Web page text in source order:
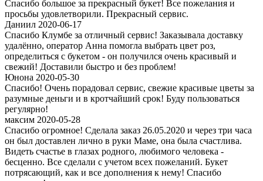
Спасибо большое за прекрасный букет! Все пожелания и
просьбы удовлетворили. Прекрасный сервис.
Даниил 2020-06-17
Спасибо Клумбе за отличный сервис! Заказывала доставку
удалённо, оператор Анна помогла выбрать цвет роз,
определиться с букетом - он получился очень красивый и
свежий! Доставили быстро и без проблем!
Юнона 2020-05-30
Спасибо! Очень порадовал сервис, свежие красивые цветы за
разумные деньги и в кротчайший срок! Буду пользоваться
регулярно!
максим 2020-05-28
Спасибо огромное! Сделала заказ 26.05.2020 и через три часа
он был доставлен лично в руки Маме, она была счастлива.
Видеть счастье в глазах родного, любимого человека -
бесценно. Все сделали с учетом всех пожеланий. Букет
потрясающий, как и все дополнения к нему! Спасибо